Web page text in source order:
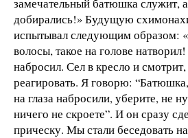
добирались!» Будущую
испытывал следующим образом:
волосы, такое на голове
набросил. Сел в кресло и смотрит,
реагировать. Я говорю:
на глаза набросили, уберите, не
ничего не скроете”. И он сразу
прическу. Мы стали беседовать